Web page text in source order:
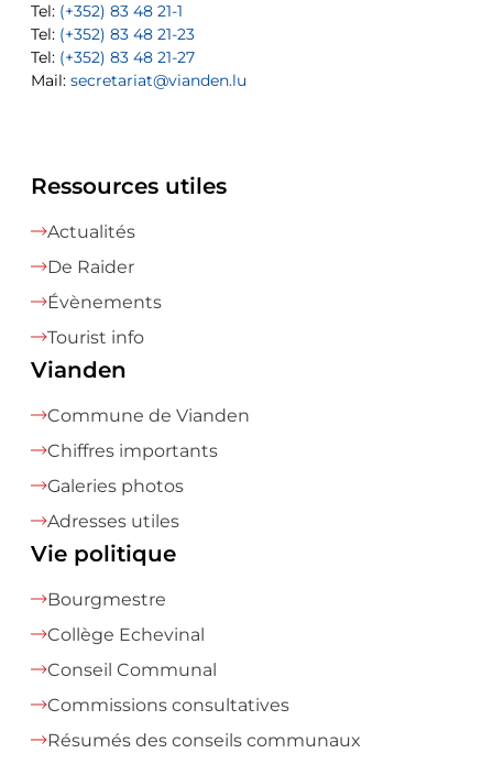
Tel: (+352) 83 48 21-1
Tel: (+352) 83 48 21-23
Tel: (+352) 83 48 21-27
Mail: secretariat@vianden.lu
Tel: (+352) 83 48 21-20
Tel: (+352) 83 48 21-22
Mail:sofia.carvalho@vianden.lu
Mail: diane.storn@vianden.lu
Ressources utiles
Actualités
De Raider
Évènements
Tourist info
Vianden
Commune de Vianden
Chiffres importants
Galeries photos
Adresses utiles
Vie politique
Bourgmestre
Collège Echevinal
Conseil Communal
Commissions consultatives
Résumés des conseils communaux